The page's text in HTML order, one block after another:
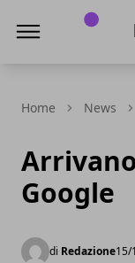
Home News
Google
di Redazione15/